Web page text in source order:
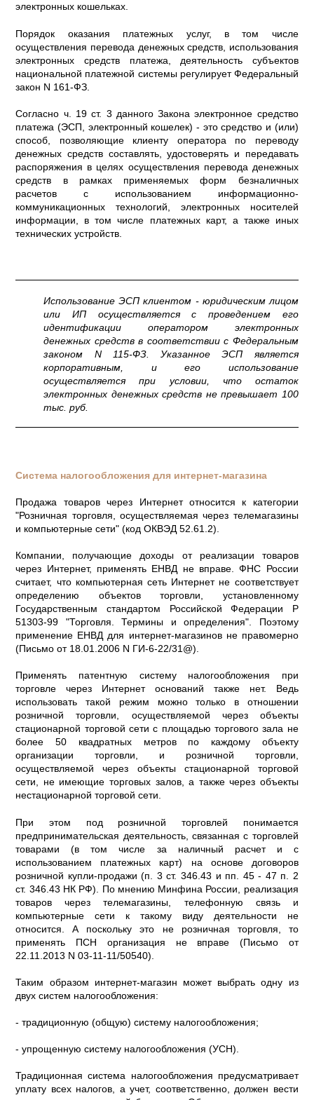
электронных кошельках.
Порядок оказания платежных услуг, в том числе
осуществления перевода денежных средств, использования
электронных средств платежа, деятельность субъектов
национальной платежной системы регулирует Федеральный
закон N 161-ФЗ.
Согласно ч. 19 ст. 3 данного Закона электронное средство
платежа (ЭСП, электронный кошелек) - это средство и (или)
способ, позволяющие клиенту оператора по переводу
денежных средств составлять, удостоверять и передавать
распоряжения в целях осуществления перевода денежных
средств в рамках применяемых форм безналичных
расчетов с использованием информационно-
коммуникационных технологий, электронных носителей
информации, в том числе платежных карт, а также иных
технических устройств.
Использование ЭСП клиентом - юридическим лицом
или ИП осуществляется с проведением его
идентификации оператором электронных
денежных средств в соответствии с Федеральным
законом N 115-ФЗ. Указанное ЭСП является
корпоративным, и его использование
осуществляется при условии, что остаток
электронных денежных средств не превышает 100
тыс. руб.
Система налогообложения для интернет-магазина
Продажа товаров через Интернет относится к категории
"Розничная торговля, осуществляемая через телемагазины
и компьютерные сети" (код ОКВЭД 52.61.2).
Компании, получающие доходы от реализации товаров
через Интернет, применять ЕНВД не вправе. ФНС России
считает, что компьютерная сеть Интернет не соответствует
определению объектов торговли, установленному
Государственным стандартом Российской Федерации Р
51303-99 "Торговля. Термины и определения". Поэтому
применение ЕНВД для интернет-магазинов не правомерно
(Письмо от 18.01.2006 N ГИ-6-22/31@).
Применять патентную систему налогообложения при
торговле через Интернет оснований также нет. Ведь
использовать такой режим можно только в отношении
розничной торговли, осуществляемой через объекты
стационарной торговой сети с площадью торгового зала не
более 50 квадратных метров по каждому объекту
организации торговли, и розничной торговли,
осуществляемой через объекты стационарной торговой
сети, не имеющие торговых залов, а также через объекты
нестационарной торговой сети.
При этом под розничной торговлей понимается
предпринимательская деятельность, связанная с торговлей
товарами (в том числе за наличный расчет и с
использованием платежных карт) на основе договоров
розничной купли-продажи (п. 3 ст. 346.43 и пп. 45 - 47 п. 2
ст. 346.43 НК РФ). По мнению Минфина России, реализация
товаров через телемагазины, телефонную связь и
компьютерные сети к такому виду деятельности не
относится. А поскольку это не розничная торговля, то
применять ПСН организация не вправе (Письмо от
22.11.2013 N 03-11-11/50540).
Таким образом интернет-магазин может выбрать одну из
двух систем налогообложения:
- традиционную (общую) систему налогообложения;
- упрощенную систему налогообложения (УСН).
Традиционная система налогообложения предусматривает
уплату всех налогов, а учет, соответственно, должен вести